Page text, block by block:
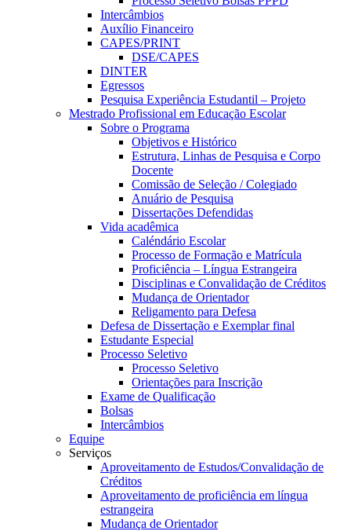
Intercâmbios
Auxílio Financeiro
CAPES/PRINT
DSE/CAPES
DINTER
Egressos
Pesquisa Experiência Estudantil – Projeto
Mestrado Profissional em Educação Escolar
Sobre o Programa
Objetivos e Histórico
Estrutura, Linhas de Pesquisa e Corpo
Docente
Comissão de Seleção / Colegiado
Anuário de Pesquisa
Dissertações Defendidas
Vida acadêmica
Caléndário Escolar
Processo de Formação e Matrícula
Proficiência – Língua Estrangeira
Disciplinas e Convalidação de Créditos
Mudança de Orientador
Religamento para Defesa
Defesa de Dissertação e Exemplar final
Estudante Especial
Processo Seletivo
Processo Seletivo
Orientações para Inscrição
Exame de Qualificação
Bolsas
Intercâmbios
Equipe
Serviços
Aproveitamento de Estudos/Convalidação de
Créditos
Aproveitamento de proficiência em língua
estrangeira
Mudança de Orientador